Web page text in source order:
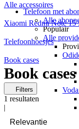
Telefoon met
Alle
Populair
Alle
Alle accessoires
Xiaomi Redmi Note 15
Telefoonhoesjes
Book cases
Book
Filters
1 resultaten
|